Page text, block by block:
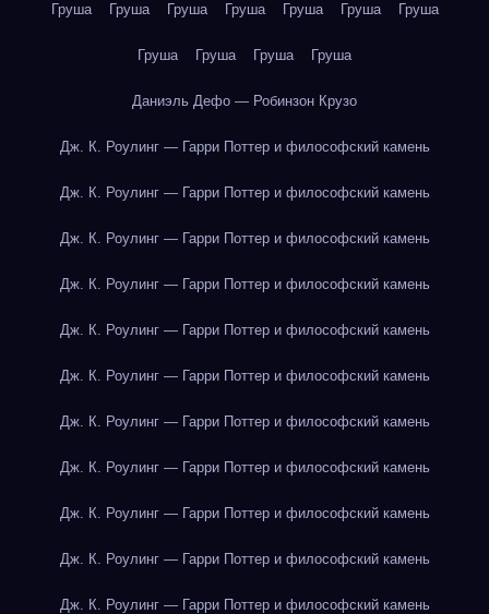
Груша Груша Груша Груша Груша Груша Груша
Груша Груша Груша Груша
Даниэль Дефо — Робинзон Крузо
Дж. К. Роулинг — Гарри Поттер и философский камень
Дж. К. Роулинг — Гарри Поттер и философский камень
Дж. К. Роулинг — Гарри Поттер и философский камень
Дж. К. Роулинг — Гарри Поттер и философский камень
Дж. К. Роулинг — Гарри Поттер и философский камень
Дж. К. Роулинг — Гарри Поттер и философский камень
Дж. К. Роулинг — Гарри Поттер и философский камень
Дж. К. Роулинг — Гарри Поттер и философский камень
Дж. К. Роулинг — Гарри Поттер и философский камень
Дж. К. Роулинг — Гарри Поттер и философский камень
Дж. К. Роулинг — Гарри Поттер и философский камень